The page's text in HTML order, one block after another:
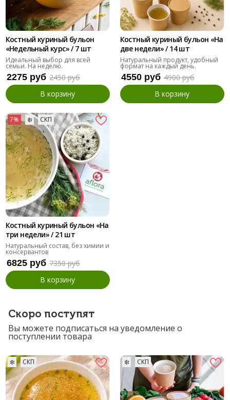
Костный куриный бульон
«Недельный курс» / 7 шт
Идеальный выбор для всей
семьи. На неделю.
2275 руб 2450 руб
В корзину
Костный куриный бульон «На
две недели» / 14 шт
Натуральный продукт, удобный
формат на каждый день.
4550 руб 4900 руб
В корзину
7% ❄️ СКП
Костный куриный бульон «На
три недели» / 21 шт
Натуральный состав, без химии и
консервантов
6825 руб 7350 руб
В корзину
Скоро поступят
Вы можете подписаться на уведомление о
поступлении товара
❄️ СКП ❄️ СКП